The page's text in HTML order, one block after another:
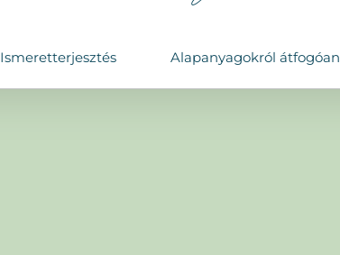
Ismeretterjesztés Alapanyagokról átfogóan